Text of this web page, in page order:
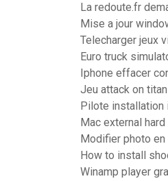
La redoute.fr
Mise a jour
Telecharger jeux
Euro truck
Iphone effacer
Jeu attack on
Pilote installation
Mac external
Modifier photo
How to install
Winamp player